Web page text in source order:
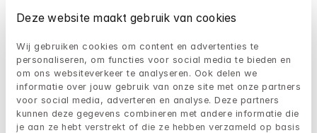
Deze website maakt gebruik van cookies
Wij gebruiken cookies om content en advertenties te
personaliseren, om functies voor social media te bieden en
om ons websiteverkeer te analyseren. Ook delen we
informatie over jouw gebruik van onze site met onze partners
voor social media, adverteren en analyse. Deze partners
kunnen deze gegevens combineren met andere informatie die
je aan ze hebt verstrekt of die ze hebben verzameld op basis
Duizeligheid (misselijkheid)
Verhoogde hartslag
Zweten
Rillingen
Druk op de borst